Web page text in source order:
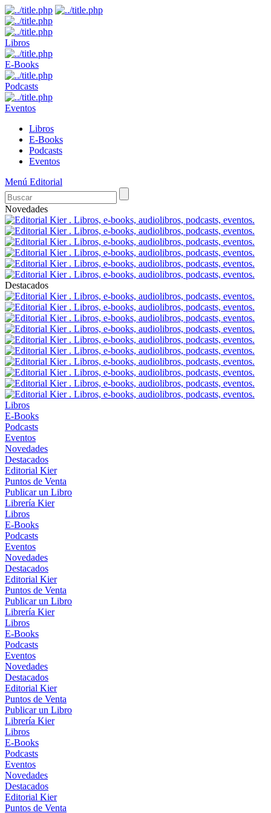
Libros
E-Books
Podcasts
Eventos
Libros
E-Books
Podcasts
Eventos
Menú Editorial
Novedades
Destacados
Libros
E-Books
Podcasts
Eventos
Novedades
Destacados
Editorial Kier
Puntos de Venta
Publicar un Libro
Librería Kier
Libros
E-Books
Podcasts
Eventos
Novedades
Destacados
Editorial Kier
Puntos de Venta
Publicar un Libro
Librería Kier
Libros
E-Books
Podcasts
Eventos
Novedades
Destacados
Editorial Kier
Puntos de Venta
Publicar un Libro
Librería Kier
Libros
E-Books
Podcasts
Eventos
Novedades
Destacados
Editorial Kier
Puntos de Venta